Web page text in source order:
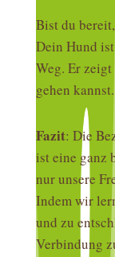
Bist du
Dein Hund
Weg. Er
gehen kannst.
Fazit: Die
ist eine ganz
nur unsere
Indem wir
und zu
Verbindung